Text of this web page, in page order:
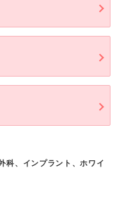
科、インプラント、ホワイ